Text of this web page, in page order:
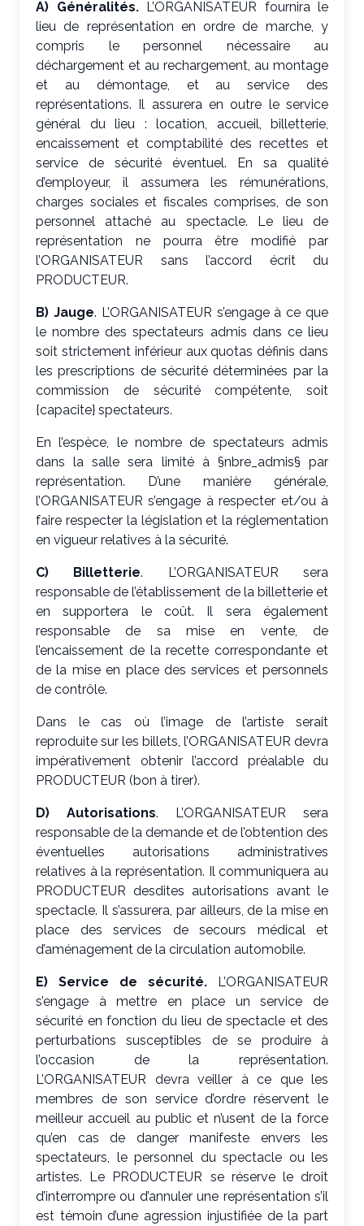
A) Généralités.L’ORGANISATEUR fournira le
lieu de représentation en ordre de marche, y
compris le personnel nécessaire au
déchargement et au rechargement, au montage
et au démontage, et au service des
représentations. Il assurera en outre le service
général du lieu : location, accueil, billetterie,
encaissement et comptabilité des recettes et
service de sécurité éventuel. En sa qualité
d’employeur, il assumera les rémunérations,
charges sociales et fiscales comprises, de son
personnel attaché au spectacle. Le lieu de
représentation ne pourra être modifié par
l’ORGANISATEUR sans l’accord écrit du
PRODUCTEUR.
B) Jauge. L’ORGANISATEUR s’engage à ce que
le nombre des spectateurs admis dans ce lieu
soit strictement inférieur aux quotas définis dans
les prescriptions de sécurité déterminées par la
commission de sécurité compétente, soit
{capacite} spectateurs.
En l’espèce, le nombre de spectateurs admis
dans la salle sera limité à §nbre_admis§ par
représentation. D’une manière générale,
l’ORGANISATEUR s’engage à respecter et/ou à
faire respecter la législation et la réglementation
en vigueur relatives à la sécurité.
C) Billetterie. L’ORGANISATEUR sera
responsable de l’établissement de la billetterie et
en supportera le coût. Il sera également
responsable de sa mise en vente, de
l’encaissement de la recette correspondante et
de la mise en place des services et personnels
de contrôle.
Dans le cas où l’image de l’artiste serait
reproduite sur les billets, l’ORGANISATEUR devra
impérativement obtenir l’accord préalable du
PRODUCTEUR (bon à tirer).
D) Autorisations. L’ORGANISATEUR sera
responsable de la demande et de l’obtention des
éventuelles autorisations administratives
relatives à la représentation. Il communiquera au
PRODUCTEUR desdites autorisations avant le
spectacle. Il s’assurera, par ailleurs, de la mise en
place des services de secours médical et
d’aménagement de la circulation automobile.
E) Service de sécurité. L’ORGANISATEUR
s’engage à mettre en place un service de
sécurité en fonction du lieu de spectacle et des
perturbations susceptibles de se produire à
l’occasion de la représentation.
L’ORGANISATEUR devra veiller à ce que les
membres de son service d’ordre réservent le
meilleur accueil au public et n’usent de la force
qu’en cas de danger manifeste envers les
spectateurs, le personnel du spectacle ou les
artistes. Le PRODUCTEUR se réserve le droit
d’interrompre ou d’annuler une représentation s’il
est témoin d’une agression injustifiée de la part